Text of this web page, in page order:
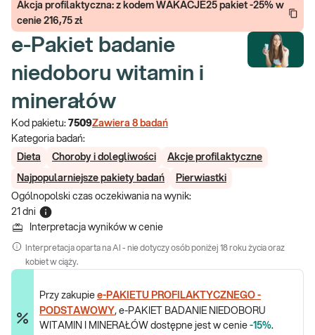
Akcja profilaktyczna: z kodem WAKACJE25 pakiet -25% w
cenie 216,75 zł
e-Pakiet badanie
niedoboru witamin i
minerałów
Kod pakietu: 7509Zawiera 8 badań
Kategoria badań:
Dieta
Choroby i dolegliwości Akcje profilaktyczne
Najpopularniejsze pakiety badań
Pierwiastki
Ogólnopolski czas oczekiwania na wynik:
21 dni
Interpretacja wyników w cenie
Interpretacja oparta na AI - nie dotyczy osób poniżej 18 roku życia oraz
kobiet w ciąży.
Przy zakupie e-PAKIETU PROFILAKTYCZNEGO -
PODSTAWOWY, e-PAKIET BADANIE NIEDOBORU
WITAMIN I MINERAŁÓW dostępne jest w cenie -15%.